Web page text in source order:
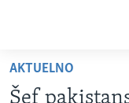
glavni
sadržaj
TV PROGRAM
AKTUELNO
Šef